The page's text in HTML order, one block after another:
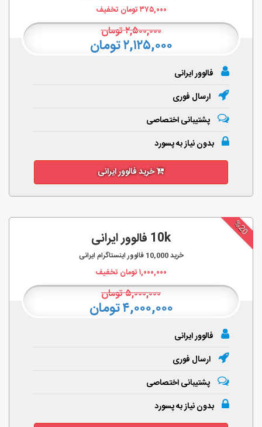
۳۷۵,۰۰۰تومان تخفیف
۲,۵۰۰,۰۰۰تومان
۲,۱۲۵,۰۰۰ تومان
فالوور ایرانی
ارسال فوری
پشتیبانی اختصاصی
بدون نیاز به پسورد
خرید فالوور ایرانی
%20
10k فالوور ایرانی
خرید10,000 فالوور اینستاگرام ایرانی
۱,۰۰۰,۰۰۰تومان تخفیف
۵,۰۰۰,۰۰۰تومان
۴,۰۰۰,۰۰۰ تومان
فالوور ایرانی
ارسال فوری
پشتیبانی اختصاصی
بدون نیاز به پسورد